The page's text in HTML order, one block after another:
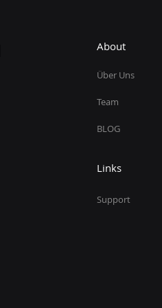
About
Über Uns
Team
BLOG
Links
Support